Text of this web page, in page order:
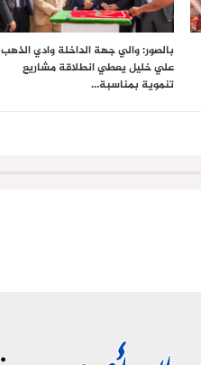
بالصور: والي جهة الداخلة وادي الذهب
علي خليل يعطي انطلاقة مشاريع
تنموية بمناسبة…